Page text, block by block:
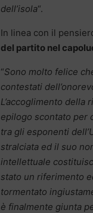
dell’isola“.
In linea con il
del partito nel
“Sono molto felice
contestati
L’accoglimento
epilogo scontato per
tra gli esponenti
stralciata ed il suo
intellettuale
stato un riferimento
tormentato
è finalmente giunta